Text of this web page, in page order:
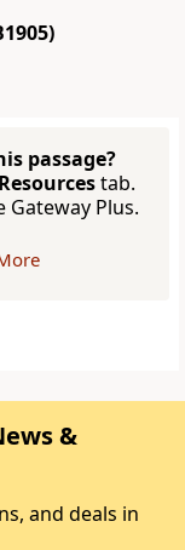
passage?
Resourcestab.
Gateway Plus.
&
and deals in